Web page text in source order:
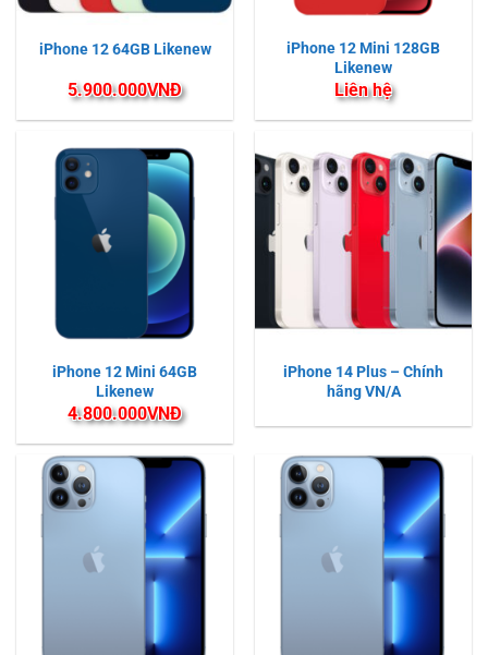
iPhone 12 64GB Likenew
5.900.000VNĐ
iPhone 12 Mini 128GB
Likenew
Liên hệ
iPhone 12 Mini 64GB
Likenew
4.800.000VNĐ
iPhone 14 Plus – Chính
hãng VN/A